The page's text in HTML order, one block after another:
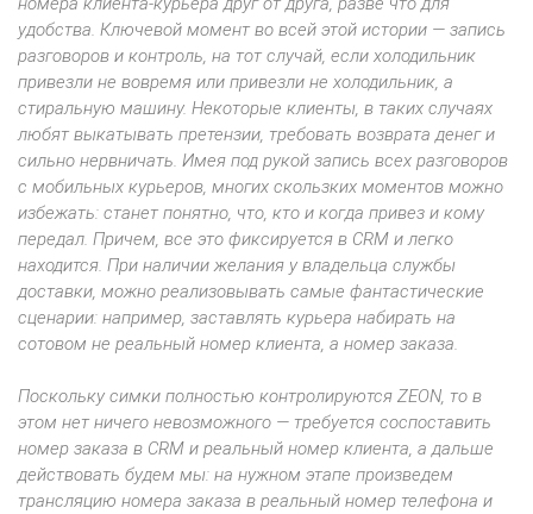
удобства. Ключевой момент во всей этой истории — запись
разговоров и контроль, на тот случай, если холодильник
привезли не вовремя или привезли не холодильник, а
стиральную машину. Некоторые клиенты, в таких случаях
любят выкатывать претензии, требовать возврата денег и
сильно нервничать. Имея под рукой запись всех разговоров
с мобильных курьеров, многих скользких моментов можно
избежать: станет понятно, что, кто и когда привез и кому
передал. Причем, все это фиксируется в CRM и легко
находится. При наличии желания у владельца службы
доставки, можно реализовывать самые фантастические
сценарии: например, заставлять курьера набирать на
сотовом не реальный номер клиента, а номер заказа.
Поскольку симки полностью контролируются ZEON, то в
этом нет ничего невозможного — требуется соспоставить
номер заказа в CRM и реальный номер клиента, а дальше
действовать будем мы: на нужном этапе произведем
трансляцию номера заказа в реальный номер телефона и